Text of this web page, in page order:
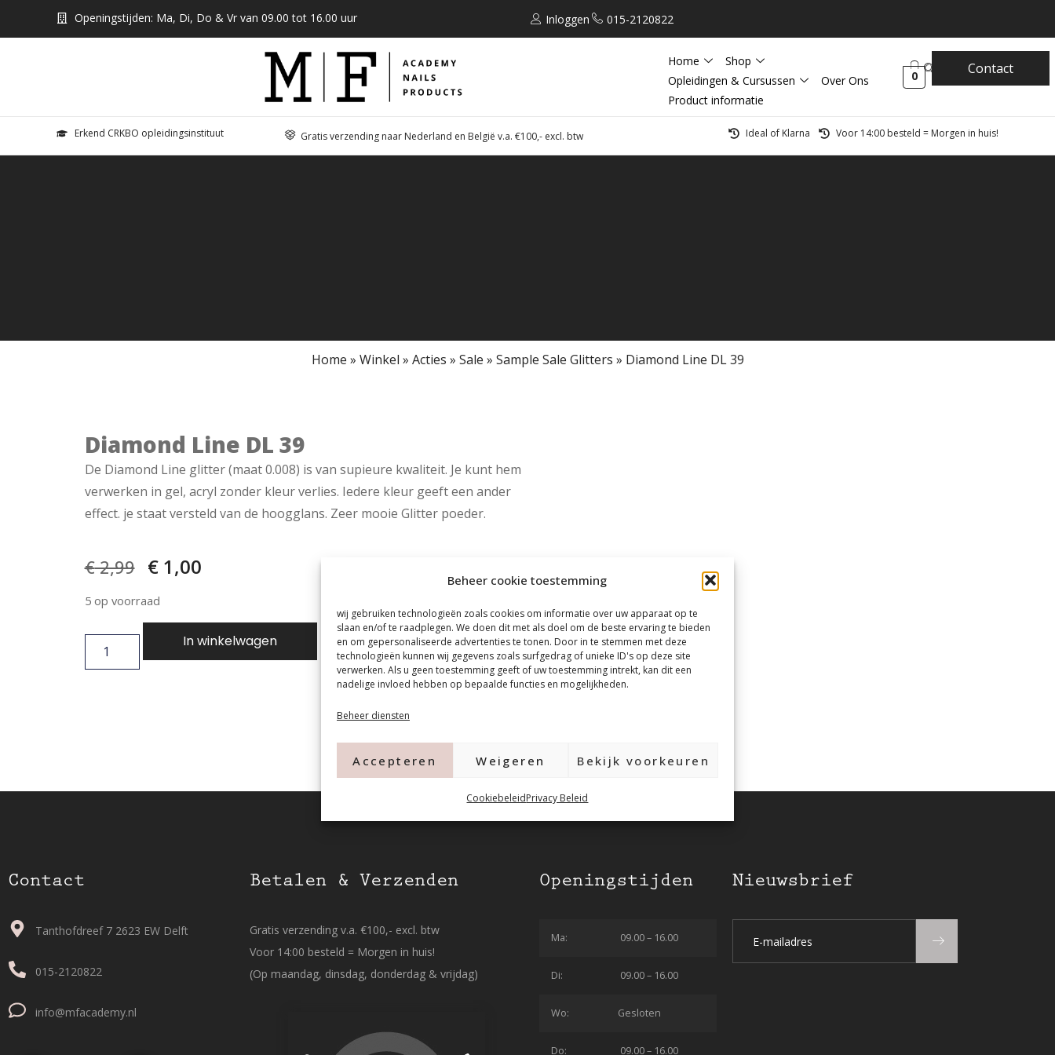
Beheer cookie toestemming
wij gebruiken technologieën zoals cookies om informatie over uw apparaat op te
slaan en/of te raadplegen. We doen dit met als doel om de beste ervaring te bieden
en om gepersonaliseerde advertenties te tonen. Door in te stemmen met deze
technologieën kunnen wij gegevens zoals surfgedrag of unieke ID's op deze site
verwerken. Als u geen toestemming geeft of uw toestemming intrekt, kan dit een
nadelige invloed hebben op bepaalde functies en mogelijkheden.
Beheer diensten
Accepteren Weigeren Bekijk voorkeuren
CookiebeleidPrivacy Beleid
Openingstijden: Ma, Di, Do & Vr van 09.00 tot 16.00 uur Inloggen 015-2120822
Home
Shop
Opleidingen & Cursussen
Over Ons
Product informatie
0 Contact
Erkend CRKBO opleidingsinstituut Gratis verzending naar Nederland en België v.a. €100,- excl. btw Ideal of Klarna Voor 14:00 besteld = Morgen in huis!
Home » Winkel » Acties » Sale » Sample Sale Glitters » Diamond Line DL 39
Diamond Line DL 39
De Diamond Line glitter (maat 0.008) is van supieure kwaliteit. Je kunt hem
verwerken in gel, acryl zonder kleur verlies. Iedere kleur geeft een ander
effect. je staat versteld van de hoogglans. Zeer mooie Glitter poeder.
€2,99 €1,00
5 op voorraad
In winkelwagen
Contact
Tanthofdreef 7 2623 EW Delft
015-2120822
info@mfacademy.nl
Betalen & Verzenden
Gratis verzending v.a. €100,- excl. btw
Voor 14:00 besteld = Morgen in huis!
(Op maandag, dinsdag, donderdag & vrijdag)
Openingstijden
Ma: 09.00 – 16.00
Di: 09.00 – 16.00
Wo: Gesloten
Do: 09.00 – 16.00
Nieuwsbrief